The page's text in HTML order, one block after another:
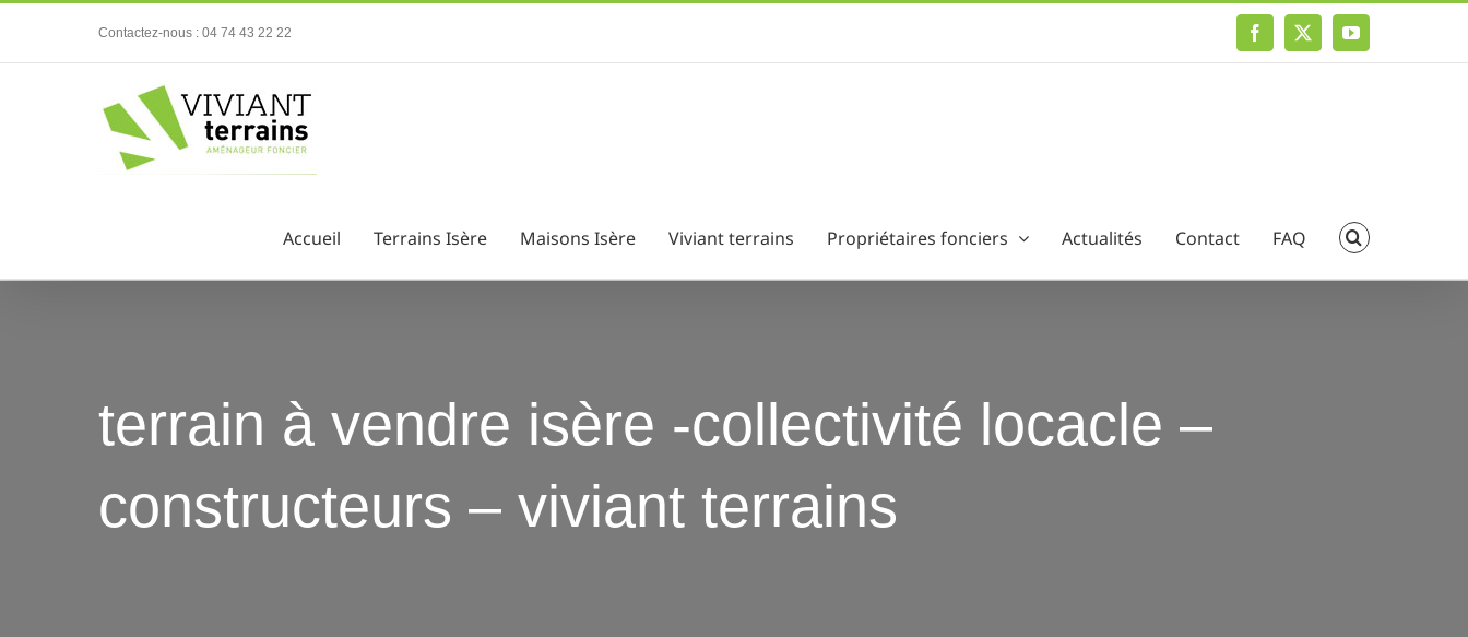
Contactez-nous : 04 74 43 22 22 Facebook
X YouTube
Accueil Terrains Isère Maisons Isère Viviant terrains Propriétaires fonciers Actualités Contact FAQ
terrain à vendre isère -collectivité locacle –
constructeurs – viviant terrains